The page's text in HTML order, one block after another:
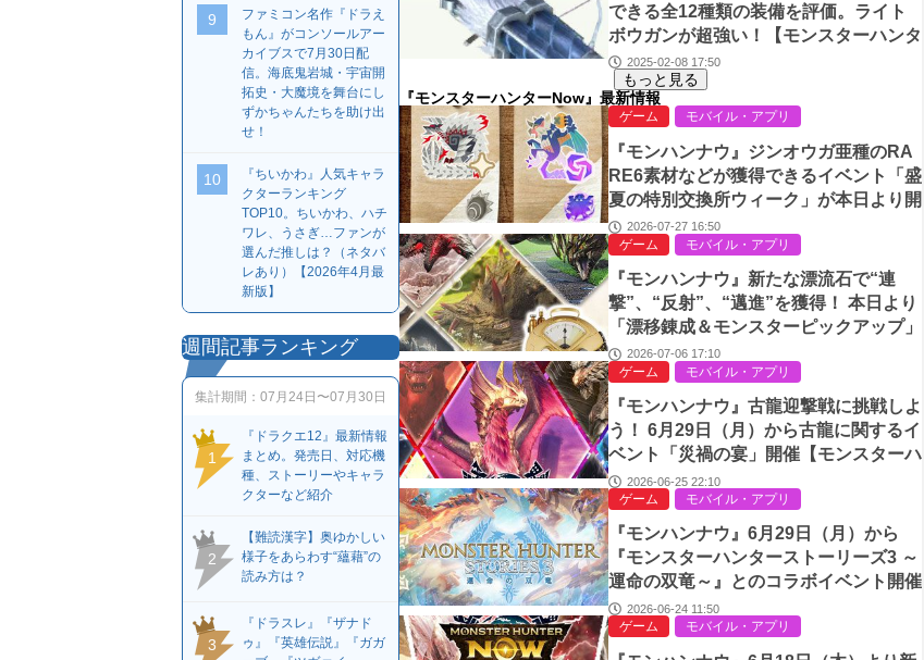
できる全12種類の装備を評価。ライト
ボウガンが超強い！【モンスターハンタ
ーNow日記#34】
2025-02-08 17:50
もっと見る
『モンスターハンターNow』最新情報
ゲーム モバイル・アプリ
『モンハンナウ』ジンオウガ亜種のRA
RE6素材などが獲得できるイベント「盛
夏の特別交換所ウィーク」が本日より開
催【モンスターハンターNow】
2026-07-27 16:50
ゲーム モバイル・アプリ
『モンハンナウ』新たな漂流石で“連
撃”、“反射”、“邁進”を獲得！ 本日より
「漂移錬成＆モンスターピックアップ」
イベント開催【モンスターハンターNo
w】
2026-07-06 17:10
ゲーム モバイル・アプリ
『モンハンナウ』古龍迎撃戦に挑戦しよ
う！ 6⽉29⽇（月）から古龍に関するイ
ベント「災禍の宴」開催【モンスターハ
ンターNow】
2026-06-25 22:10
ゲーム モバイル・アプリ
『モンハンナウ』6⽉29⽇（月）から
『モンスターハンターストーリーズ3 ～
運命の双竜～』とのコラボイベント開催
【モンスターハンターNow】
2026-06-24 11:50
ゲーム モバイル・アプリ
9
ファミコン名作『ドラえ
もん』がコンソールアー
カイブスで7月30日配
信。海底鬼岩城・宇宙開
拓史・大魔境を舞台にし
ずかちゃんたちを助け出
せ！
10
『ちいかわ』人気キャラ
クターランキング
TOP10。ちいかわ、ハチ
ワレ、うさぎ…ファンが
選んだ推しは？（ネタバ
レあり）【2026年4月最
新版】
週間記事ランキング
集計期間： 07月24日〜07月30日
1
『ドラクエ12』最新情報
まとめ。発売日、対応機
種、ストーリーやキャラ
クターなど紹介
2
【難読漢字】奥ゆかしい
様子をあらわす“蘊藉”の
読み方は？
3
『ドラスレ』『ザナド
ゥ』『英雄伝説』『ガガ